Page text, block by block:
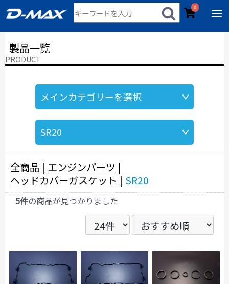
0
製品一覧
PRODUCT
全商品 | エンジンパーツ |
ヘッドカバーガスケット | SR20
5件の商品が見つかりました